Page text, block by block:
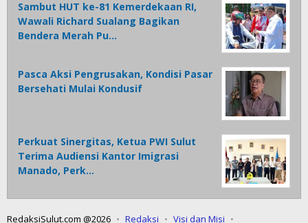
Sambut HUT ke-81 Kemerdekaan RI,
Wawali Richard Sualang Bagikan
Bendera Merah Pu…
Pasca Aksi Pengrusakan, Kondisi Pasar
Bersehati Mulai Kondusif
Perkuat Sinergitas, Ketua PWI Sulut
Terima Audiensi Kantor Imigrasi
Manado, Perk…
RedaksiSulut.com @2026 Redaksi Visi dan Misi